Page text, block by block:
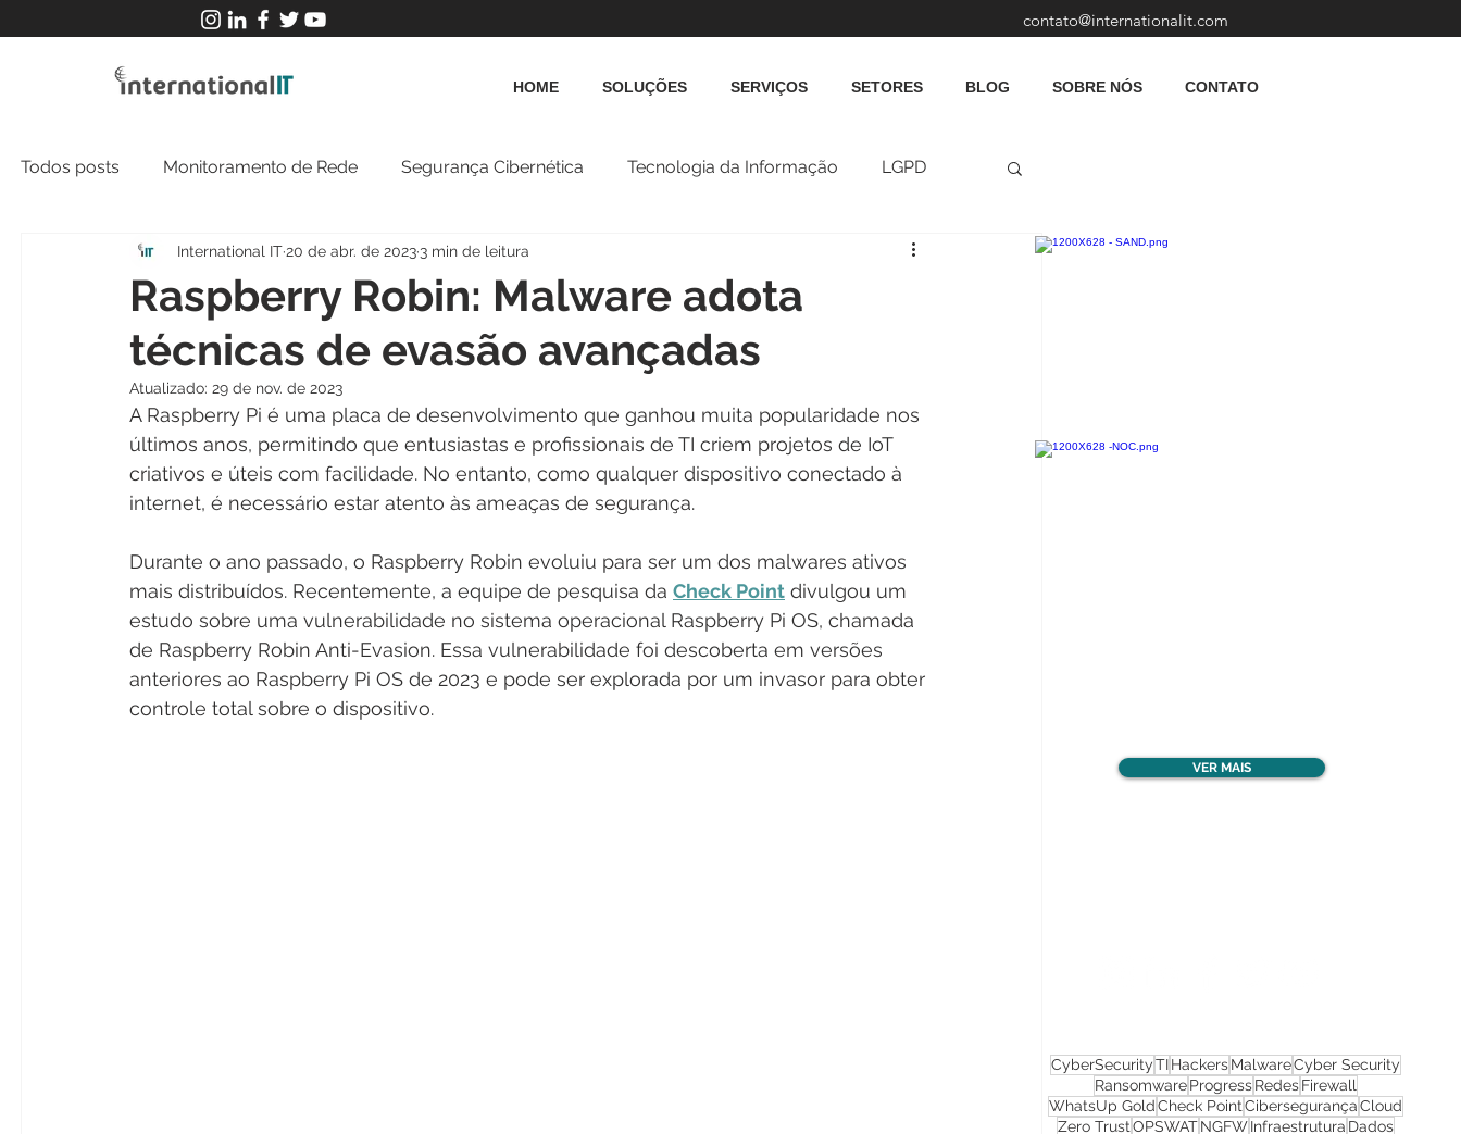
contato@internationalit.com
HOME SOLUÇÕES SERVIÇOS SETORES BLOG SOBRE NÓS CONTATO
Todos posts Monitoramento de Rede Segurança Cibernética Tecnologia da Informação LGPD
NOC Tecnologia Operacional
Raspberry Robin: Malware adota
técnicas de evasão avançadas
International IT20 de abr. de 2023 3 min de leitura
Atualizado: 29 de nov. de 2023
A Raspberry Pi é uma placa de desenvolvimento que ganhou muita popularidade nos
últimos anos, permitindo que entusiastas e profissionais de TI criem projetos de IoT
criativos e úteis com facilidade. No entanto, como qualquer dispositivo conectado à
internet, é necessário estar atento às ameaças de segurança.
Durante o ano passado, o Raspberry Robin evoluiu para ser um dos malwares ativos
mais distribuídos. Recentemente, a equipe de pesquisa da Check Point divulgou um
estudo sobre uma vulnerabilidade no sistema operacional Raspberry Pi OS, chamada
de Raspberry Robin Anti-Evasion. Essa vulnerabilidade foi descoberta em versões
anteriores ao Raspberry Pi OS de 2023 e pode ser explorada por um invasor para obter
controle total sobre o dispositivo.
CyberSecurityTI Hackers MalwareCyber Security
Ransomware Progress Redes Firewall
WhatsUp GoldCheck PointCibersegurançaCloud
Zero TrustOPSWAT NGFW Infraestrutura Dados
VER MAIS